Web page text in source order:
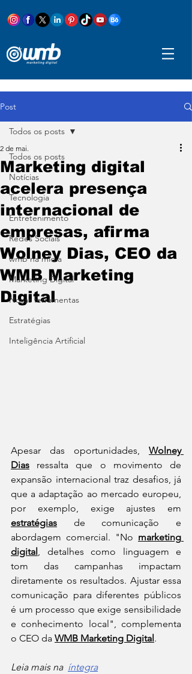
Post
Todos os posts
Notícias
Tecnologia
Entretenimento
Redes Sociais
wmb na mídia
Marketing Digital
Novas ferramentas
Estratégias
Inteligência Artificial
Todos os posts
Marketing digital
acelera presença
internacional de
empresas, afirma
Wolney Dias, CEO da
WMB Marketing
Digital
2 de mai.
Apesar das oportunidades, Wolney
Dias ressalta que o movimento de
expansão internacional traz desafios, já
que a adaptação ao mercado europeu,
estratégias de comunicação e
abordagem comercial. "No marketing
digital , detalhes como linguagem e
tom das campanhas impactam
diretamente os resultados. Ajustar essa
comunicação para diferentes públicos
é um processo que exige sensibilidade
e conhecimento local", complementa
o CEO da WMB Marketing Digital .
Leia mais na íntegra